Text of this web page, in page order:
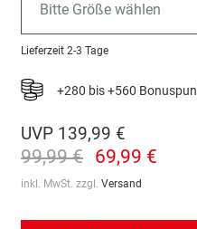
Bitte Größe wählen
Lieferzeit 2-3 Tage
+280 bis +560
UVP 139,99 €
99,99 € 69,99 €
inkl. MwSt. zzgl. Versand